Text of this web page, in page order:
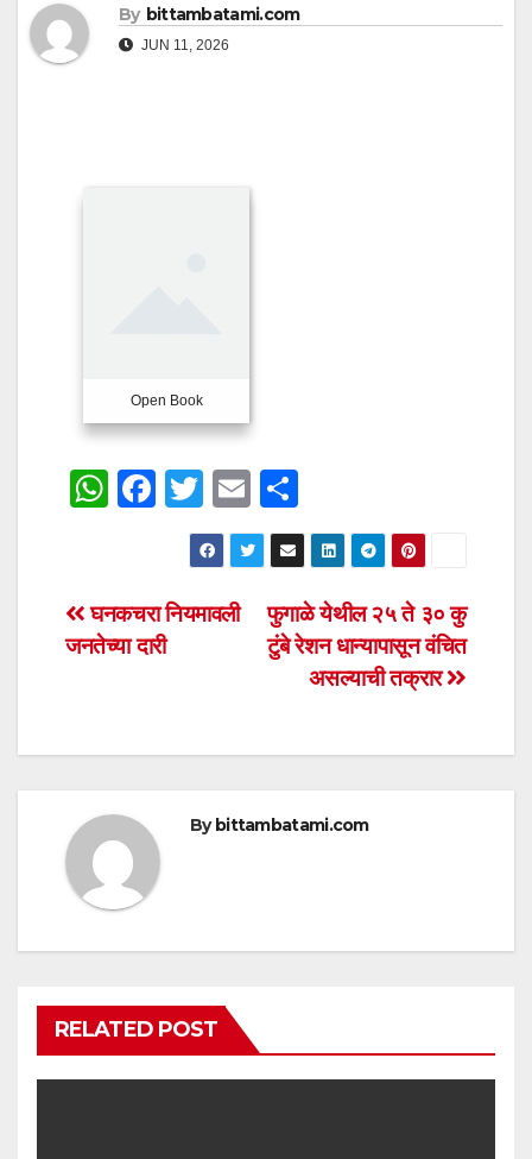
By bittambatami.com
JUN 11, 2026
Open Book
W
s
A
F
e
b
k
T
wi
tt
er
E
m
ail
h
ar
e
Post
फुगाळे येथील २५ ते ३० कु
टुंबे रेशन धान्यापासून वंचित
असल्याची तक्रार
घनकचरा नियमावली
जनतेच्या दारी
By bittambatami.com
RELATED POST